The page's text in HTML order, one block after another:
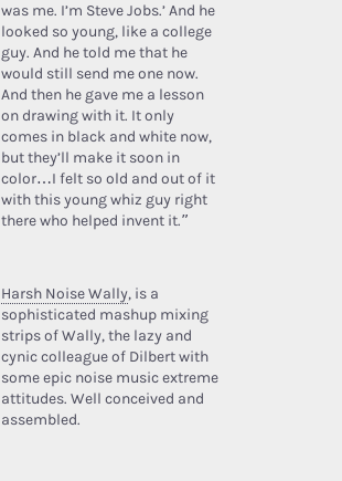
was me. I’m Steve Jobs.’ And he
looked so young, like a college
guy. And he told me that he
would still send me one now.
And then he gave me a lesson
on drawing with it. It only
comes in black and white now,
but they’ll make it soon in
color…I felt so old and out of it
with this young whiz guy right
there who helped invent it.”
Harsh Noise Wally, is a
sophisticated mashup mixing
strips of Wally, the lazy and
cynic colleague of Dilbert with
some epic noise music extreme
attitudes. Well conceived and
assembled.